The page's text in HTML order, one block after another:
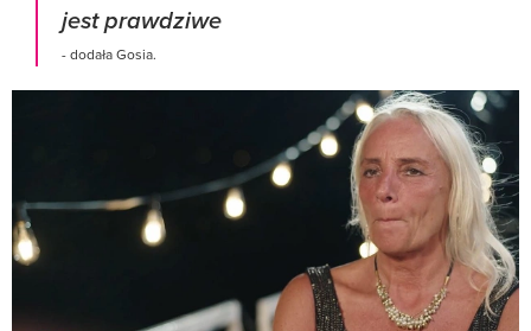
jest prawdziwe
- dodała Gosia.